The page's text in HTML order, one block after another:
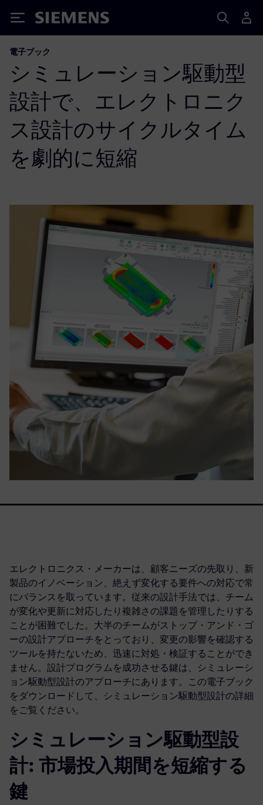
Siemens
電子ブック
シミュレーション駆動型
設計で、エレクトロニク
ス設計のサイクルタイム
を劇的に短縮
エレクトロニクス・メーカーは、顧客ニーズの先取り、新
製品のイノベーション、絶えず変化する要件への対応で常
にバランスを取っています。従来の設計手法では、チーム
が変化や更新に対応したり複雑さの課題を管理したりする
ことが困難でした。大半のチームがストップ・アンド・ゴ
ーの設計アプローチをとっており、変更の影響を確認する
ツールを持たないため、迅速に対処・検証することができ
ません。設計プログラムを成功させる鍵は、シミュレーシ
ョン駆動型設計のアプローチにあります。この電子ブック
をダウンロードして、シミュレーション駆動型設計の詳細
をご覧ください。
シミュレーション駆動型設
計: 市場投入期間を短縮する
鍵